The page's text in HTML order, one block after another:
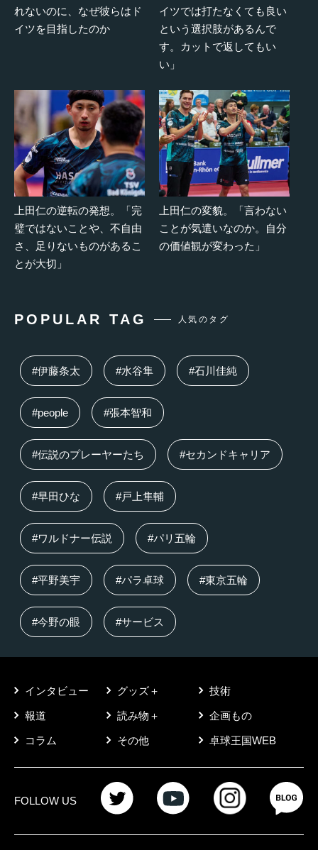
れないのに、なぜ彼らはド
イツを目指したのか
イツでは打たなくても良い
という選択肢があるんで
す。カットで返してもい
い」
上田仁の逆転の発想。「完
璧ではないことや、不自由
さ、足りないものがあるこ
とが大切」
上田仁の変貌。「言わない
ことが気遣いなのか。自分
の価値観が変わった」
POPULAR TAG 人気のタグ
#伊藤条太 #水谷隼 #石川佳純
#people #張本智和
#伝説のプレーヤーたち #セカンドキャリア
#早田ひな #戸上隼輔
#ワルドナー伝説 #パリ五輪
#平野美宇 #パラ卓球 #東京五輪
#今野の眼 #サービス
インタビュー グッズ＋ 技術
報道 読み物＋ 企画もの
コラム その他 卓球王国WEB
FOLLOW US